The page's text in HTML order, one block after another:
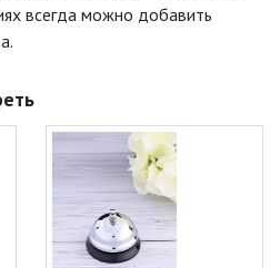
всегда можно добавить